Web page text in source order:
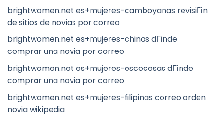
brightwomen.net es+mujeres-camboyanas revisiГіn
de sitios de novias por correo
brightwomen.net es+mujeres-chinas dГіnde
comprar una novia por correo
brightwomen.net es+mujeres-escocesas dГіnde
comprar una novia por correo
brightwomen.net es+mujeres-filipinas correo orden
novia wikipedia